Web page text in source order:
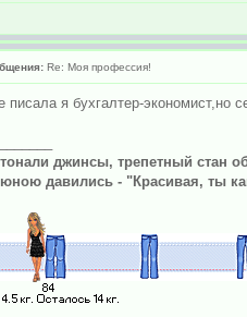
Re: Моя профессия!
писала я бухгалтер-экономист,но
джинсы, трепетный стан
давились - "Красивая, ты